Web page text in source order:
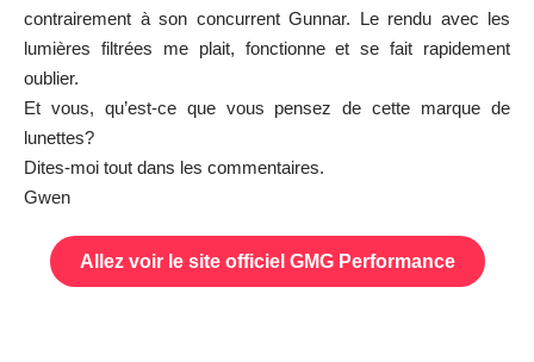
contrairement à son concurrent Gunnar. Le rendu avec les
lumières filtrées me plait, fonctionne et se fait rapidement
oublier.
Et vous, qu’est-ce que vous pensez de cette marque de
lunettes?
Dites-moi tout dans les commentaires.
Gwen
Allez voir le site officiel GMG Performance